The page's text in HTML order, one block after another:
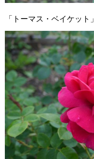
「トーマス・ベイケット」